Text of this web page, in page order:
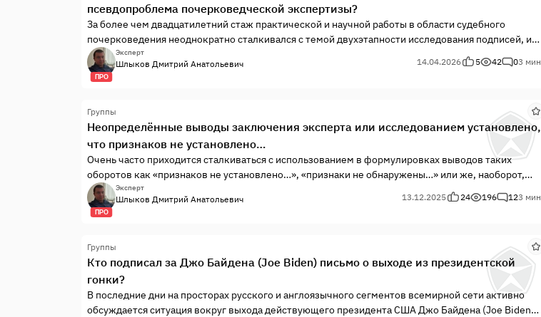
псевдопроблема почерковедческой экспертизы?
За более чем двадцатилетний стаж практической и научной работы в области судебного
почерковедения неоднократно сталкивался с темой двухэтапности исследования подписей, и
всегда это было связано с банальным отказом отдельных экспертных подразделений в приёме
материалов на почерковедческую экспертизу,...
ПРО
Эксперт
Шлыков Дмитрий Анатольевич 14.04.2026 5 42 03 мин
Группы
Неопределённые выводы заключения эксперта или исследованием установлено,
что признаков не установлено…
Очень часто приходится сталкиваться с использованием в формулировках выводов таких
оборотов как «признаков не установлено…», «признаки не обнаружены…» или же, наоборот,
«имеются признаки…» и т.д., что для меня является маркером некомпетентности эксперта, и
вот почему.Выводы заключения эксперта, в то...
ПРО
Эксперт
Шлыков Дмитрий Анатольевич 13.12.2025 24 196 123 мин
Группы
Кто подписал за Джо Байдена (Joe Biden) письмо о выходе из президентской
гонки?
В последние дни на просторах русского и англоязычного сегментов всемирной сети активно
обсуждается ситуация вокруг выхода действующего президента США Джо Байдена (Joe Biden)